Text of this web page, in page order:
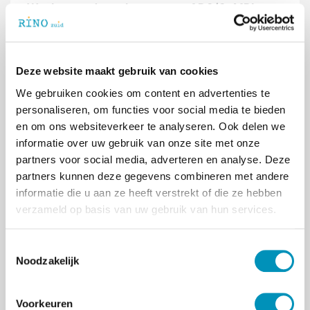
Deze website maakt gebruik van cookies
We gebruiken cookies om content en advertenties te
personaliseren, om functies voor social media te bieden
en om ons websiteverkeer te analyseren. Ook delen we
informatie over uw gebruik van onze site met onze
partners voor social media, adverteren en analyse. Deze
partners kunnen deze gegevens combineren met andere
informatie die u aan ze heeft verstrekt of die ze hebben
verzameld op basis van uw gebruik van hun services.
Noodzakelijk
Voorkeuren
Wat brengt de toekomst voor ABC/CoMBI-
methode?
De ABC/CoMBI-methode wordt momenteel
verschillende studies naar de effectiviteit en
bredere toepassing ervan,’ zegt Peter. Zijn
belangrijkste advies aan professionals? ‘Volg de
training, haha! Dit is geen puur theoretische
methode, maar een praktische aanpak waarin je
met je eigen casuïstiek aan de slag gaat. Het
belangrijkste is dat je je bewust bent van je
eigen invloed: hoe je reageert, heeft altijd effect
op het gedrag van de ander. Door die kennis
verbeteren.’
en wat dit voor jou of jouw team kan